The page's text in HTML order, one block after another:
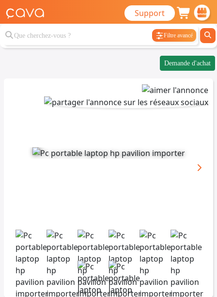
Support
Filtre avancé
Demande d'achat